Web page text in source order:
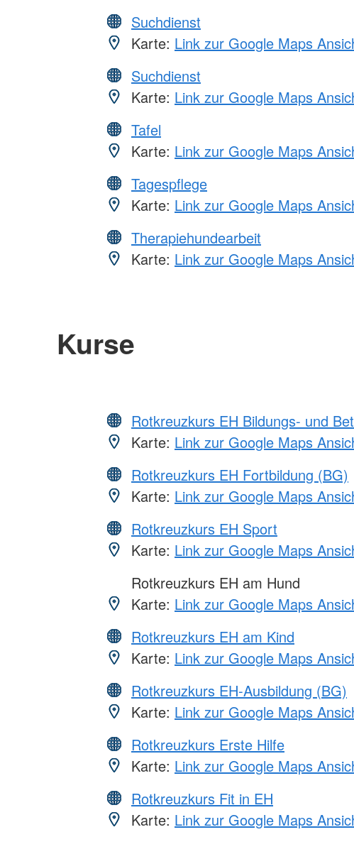
Suchdienst
Karte: Link zur Google Maps
Suchdienst
Karte: Link zur Google Maps
Tafel
Karte: Link zur Google Maps
Tagespflege
Karte: Link zur Google Maps
Therapiehundearbeit
Karte: Link zur Google Maps
Kurse
Rotkreuzkurs EH Bildungs- und
Karte: Link zur Google Maps
Rotkreuzkurs EH Fortbildung (BG)
Karte: Link zur Google Maps
Rotkreuzkurs EH Sport
Karte: Link zur Google Maps
Rotkreuzkurs EH am Hund
Karte: Link zur Google Maps
Rotkreuzkurs EH am Kind
Karte: Link zur Google Maps
Rotkreuzkurs EH-Ausbildung (BG)
Karte: Link zur Google Maps
Rotkreuzkurs Erste Hilfe
Karte: Link zur Google Maps
Rotkreuzkurs Fit in EH
Karte: Link zur Google Maps